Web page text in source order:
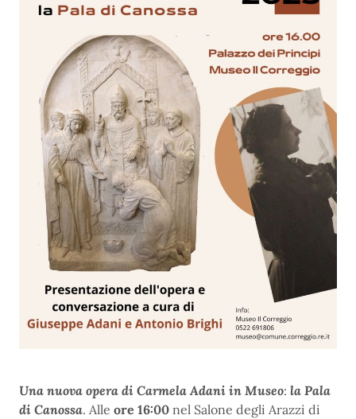
Una nuova opera di Carmela Adani in Museo: la Pala
di Canossa. Alle ore 16:00 nel Salone degli Arazzi di